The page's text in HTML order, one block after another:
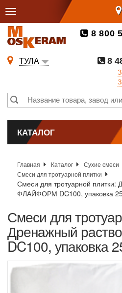
8 800
ТУЛА
8
КАТАЛОГ
Главная Каталог
Сухие смеси
Смеси для тротуарной плитки
Смеси для тротуарной плитки:
ФЛАЙФОРМ DC100, упаковка 25
Смеси для
Дренажный
DC100, упаковка